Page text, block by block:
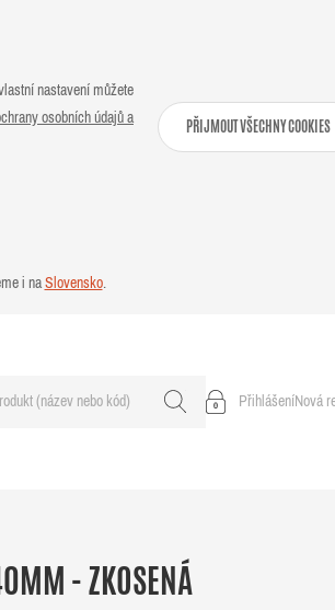
nastavení můžete
osobních údajů a
PŘIJMOUT VŠECHNY COOKIES
i naSlovensko.
PřihlášeníNová
- ZKOSENÁ